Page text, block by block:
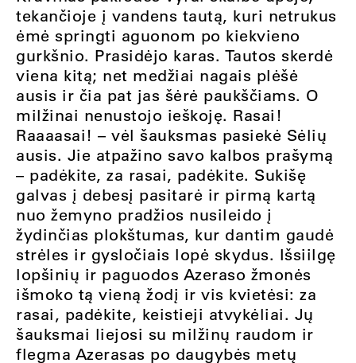
tekančioje į vandens tautą, kuri netrukus
ėmė springti aguonom po kiekvieno
gurkšnio. Prasidėjo karas. Tautos skerdė
viena kitą; net medžiai nagais plėšė
ausis ir čia pat jas šėrė paukščiams. O
milžinai nenustojo ieškoję. Rasai!
Raaaasai! – vėl šauksmas pasiekė Sėlių
ausis. Jie atpažino savo kalbos prašymą
– padėkite, za rasai, padėkite. Sukišę
galvas į debesį pasitarė ir pirmą kartą
nuo žemyno pradžios nusileido į
žydinčias plokštumas, kur dantim gaudė
strėles ir gysločiais lopė skydus. Išsiilgę
lopšinių ir paguodos Azeraso žmonės
išmoko tą vieną žodį ir vis kvietėsi: za
rasai, padėkite, keistieji atvykėliai. Jų
šauksmai liejosi su milžinų raudom ir
flegma Azerasas po daugybės metų